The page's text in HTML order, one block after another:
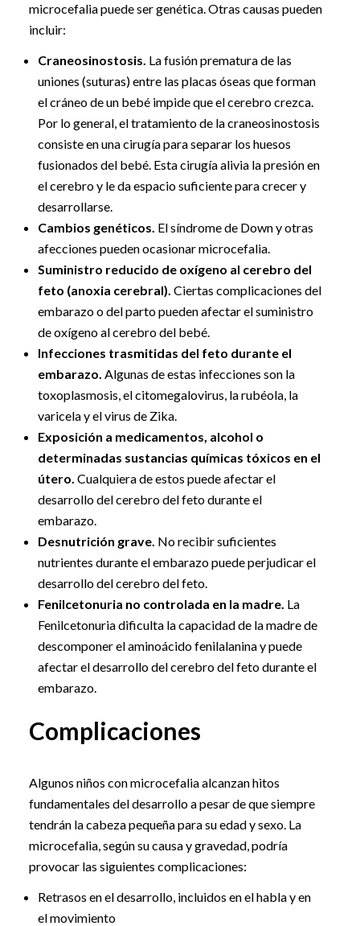
microcefalia puede ser genética. Otras causas pueden
incluir:
Craneosinostosis. La fusión prematura de las
uniones (suturas) entre las placas óseas que forman
el cráneo de un bebé impide que el cerebro crezca.
Por lo general, el tratamiento de la craneosinostosis
consiste en una cirugía para separar los huesos
fusionados del bebé. Esta cirugía alivia la presión en
el cerebro y le da espacio suficiente para crecer y
desarrollarse.
Cambios genéticos. El síndrome de Down y otras
afecciones pueden ocasionar microcefalia.
Suministro reducido de oxígeno al cerebro del
feto (anoxia cerebral). Ciertas complicaciones del
embarazo o del parto pueden afectar el suministro
de oxígeno al cerebro del bebé.
Infecciones trasmitidas del feto durante el
embarazo. Algunas de estas infecciones son la
toxoplasmosis, el citomegalovirus, la rubéola, la
varicela y el virus de Zika.
Exposición a medicamentos, alcohol o
determinadas sustancias químicas tóxicos en el
útero. Cualquiera de estos puede afectar el
desarrollo del cerebro del feto durante el
embarazo.
Desnutrición grave. No recibir suficientes
nutrientes durante el embarazo puede perjudicar el
desarrollo del cerebro del feto.
Fenilcetonuria no controlada en la madre. La
Fenilcetonuria dificulta la capacidad de la madre de
descomponer el aminoácido fenilalanina y puede
afectar el desarrollo del cerebro del feto durante el
embarazo.
Complicaciones
Algunos niños con microcefalia alcanzan hitos
fundamentales del desarrollo a pesar de que siempre
tendrán la cabeza pequeña para su edad y sexo. La
microcefalia, según su causa y gravedad, podría
provocar las siguientes complicaciones:
Retrasos en el desarrollo, incluidos en el habla y en
el movimiento